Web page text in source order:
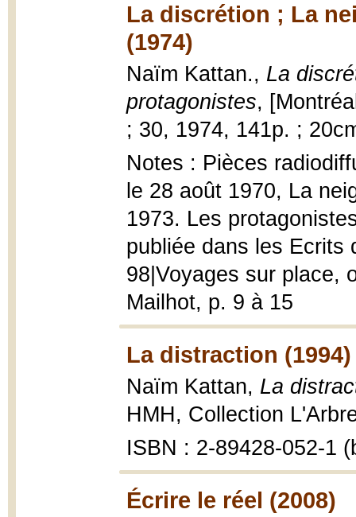
La discrétion ; La
(1974)
Naïm Kattan., La
protagonistes,
; 30, 1974, 141p. ;
Notes : Pièces
le 28 août 1970, La
1973. Les
publiée dans les Ecrits
98|Voyages sur place,
Mailhot, p. 9 à 15
La distraction (1994)
Naïm Kattan, La
HMH, Collection
ISBN : 2-89428-052-1
Écrire le réel (2008)